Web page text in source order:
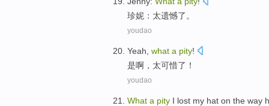
珍妮 ：太遗憾了。
youdao
Yeah what a pity!
是啊 ，太可惜了！
youdao
What a pity I lost my hat on the way